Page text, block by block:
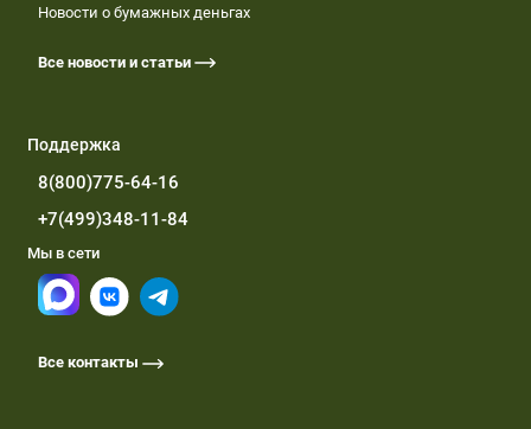
Новости о бумажных деньгах
Все новости и статьи
Поддержка
8(800)775-64-16
+7(499)348-11-84
Мы в сети
Все контакты